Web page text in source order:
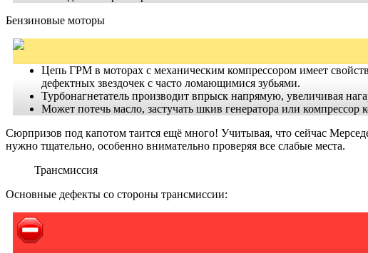
Бензиновые моторы
Цепь ГРМ в моторах с механическим компрессором имеет
дефектных звездочек с часто ломающимися зубьями.
Турбонагнетатель производит впрыск напрямую, увеличивая
Может потечь масло, застучать шкив генератора или компрессор
Сюрпризов под капотом таится ещё много! Учитывая, что сейчас
нужно тщательно, особенно внимательно проверяя все слабые места.
Трансмиссия
Основные дефекты со стороны трансмиссии: